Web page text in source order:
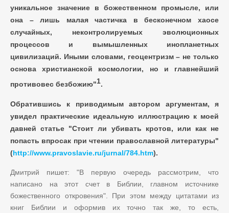
уникальное значение в божественном промысле, или
она – лишь малая частичка в бесконечном хаосе
случайных, неконтролируемых эволюционных
процессов и вымышленных инопланетных
цивилизаций. Иными словами, геоцентризм – не только
основа христианской космологии, но и главнейший
противовес безбожию"1.
Обратившись к приводимым автором аргументам, я
увидел практические идеальную иллюстрацию к моей
давней статье "Стоит ли убивать кротов, или как не
попасть впросак при чтении православной литературы"
(http://www.pravoslavie.ru/jurnal/784.htm).
Дмитрий пишет: "В первую очередь рассмотрим, что
написано на этот счет в Библии, главном источнике
божественного откровения". При этом между цитатами из
книг Библии и оформив их точно так же, то есть,